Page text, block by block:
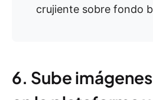
crujiente sobre fondo
6. Sube